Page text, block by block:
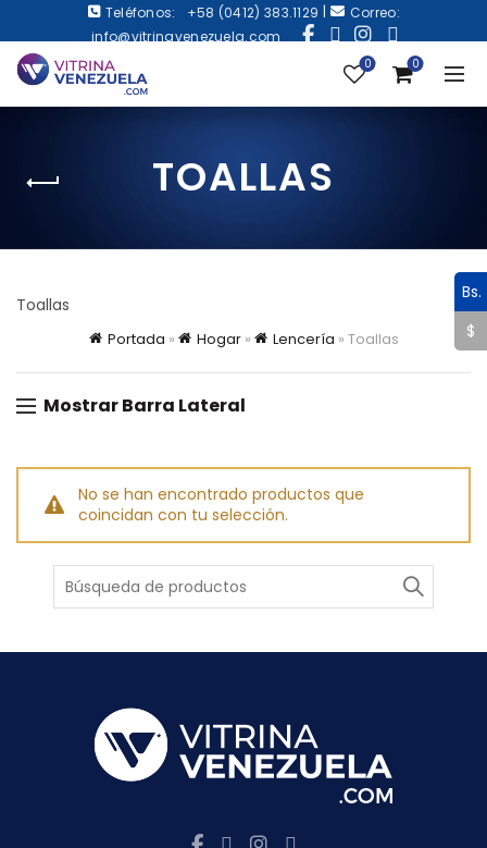
Teléfonos: +58 (0412) 383.1129 |
Correo:
info@vitrinavenezuela.com
0 0
TOALLAS
Toallas
Portada » Hogar» Lencería » Toallas
Mostrar Barra Lateral
No se han encontrado productos que
coincidan con tu selección.
Buscar
Bs.
$